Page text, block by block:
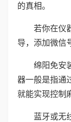
的真相。
若你在仪
导，添加微信
绵阳免安
器一般是指通
就能实现控制
蓝牙或无